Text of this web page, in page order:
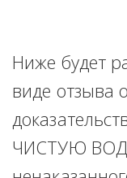
Ниже будет
виде отзыва
ЧИСТУЮ